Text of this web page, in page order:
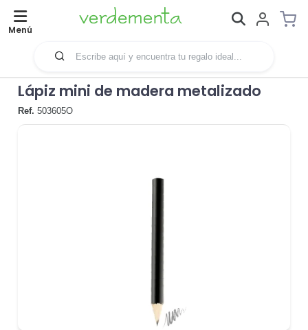
Menú
Lápiz mini de madera metalizado
Ref. 503605O